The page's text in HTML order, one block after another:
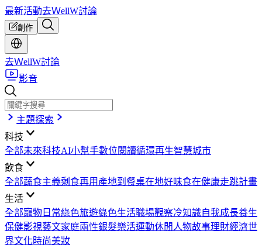
最新活動去ＷellW討論
創作
去ＷellW討論
影音
主題探索
科技
全部未來科技AI小幫手數位閱讀循環再生智慧城市
飲食
全部蔬食主義剩食再用 產地到餐桌在地好味食在健康走跳計畫
生活
全部寵物日常綠色旅遊綠色生活職場觀察冷知識自我成長養生
保健影視藝文家庭兩性銀髮樂活運動休閒 人物故事理財經濟世
界文化時尚美妝